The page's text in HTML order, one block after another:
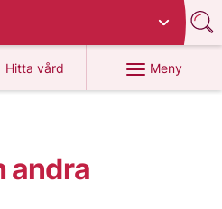
Hitta vård
på 1177.se
Meny
andra